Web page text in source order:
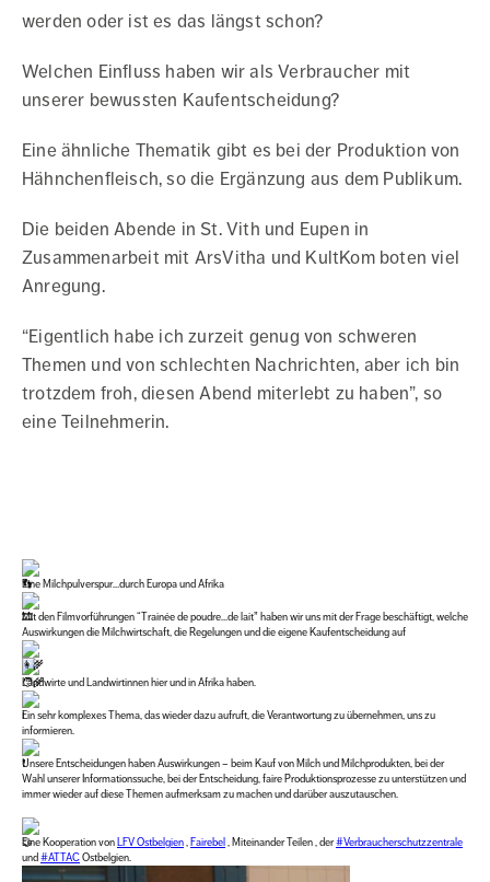
werden oder ist es das längst schon?
Welchen Einfluss haben wir als Verbraucher mit
unserer bewussten Kaufentscheidung?
Eine ähnliche Thematik gibt es bei der Produktion von
Hähnchenfleisch, so die Ergänzung aus dem Publikum.
Die beiden Abende in St. Vith und Eupen in
Zusammenarbeit mit ArsVitha und KultKom boten viel
Anregung.
“Eigentlich habe ich zurzeit genug von schweren
Themen und von schlechten Nachrichten, aber ich bin
trotzdem froh, diesen Abend miterlebt zu haben”, so
eine Teilnehmerin.
Eine Milchpulverspur…durch Europa und Afrika
Mit den Filmvorführungen “Trainée de poudre…de lait” haben wir uns mit der Frage beschäftigt, welche
Auswirkungen die Milchwirtschaft, die Regelungen und die eigene Kaufentscheidung auf
Landwirte und Landwirtinnen hier und in Afrika haben.
Ein sehr komplexes Thema, das wieder dazu aufruft, die Verantwortung zu übernehmen, uns zu
informieren.
Unsere Entscheidungen haben Auswirkungen – beim Kauf von Milch und Milchprodukten, bei der
Wahl unserer Informationssuche, bei der Entscheidung, faire Produktionsprozesse zu unterstützen und
immer wieder auf diese Themen aufmerksam zu machen und darüber auszutauschen.
Eine Kooperation vonLFV Ostbelgien Fairebel , Miteinander Teilen , der#Verbraucherschutzzentrale
und#ATTACOstbelgien.